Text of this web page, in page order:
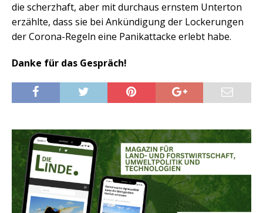
die scherzhaft, aber mit durchaus ernstem Unterton
erzählte, dass sie bei Ankündigung der Lockerungen
der Corona-Regeln eine Panikattacke erlebt habe.
Danke für das Gespräch!